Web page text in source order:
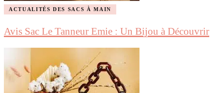
ACTUALITÉS DES SACS À MAIN
Avis Sac Le Tanneur Emie : Un Bijou à Découvrir